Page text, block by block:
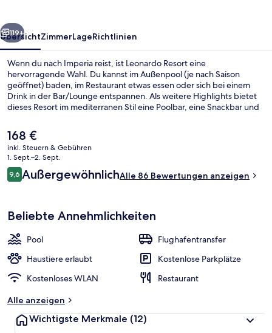
Weiter
119+
ÜbersichtZimmerLageRichtlinien
Wenn du nach Imperia reist, ist Leonardo Resort eine
hervorragende Wahl. Du kannst im Außenpool (je nach Saison
geöffnet) baden, im Restaurant etwas essen oder sich bei einem
Drink in der Bar/Lounge entspannen. Als weitere Highlights bietet
dieses Resort im mediterranen Stil eine Poolbar, eine Snackbar und
Der
aktuelle
Preis
beträgt
168 €.
168 €
inkl. Steuern & Gebühren
1. Sept.–2. Sept.
Bewertungen
9,69,6 von 10.
AußergewöhnlichAlle 86 Bewertungen anzeigen
Beliebte Annehmlichkeiten
Pool
Flughafentransfer
Haustiere erlaubt
Kostenlose Parkplätze
Kostenloses WLAN
Restaurant
Alle anzeigen
Wichtigste Merkmale (12)